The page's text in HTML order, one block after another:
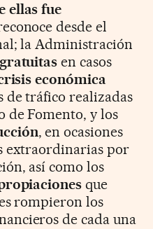
ellas fue
desde el
la Administración
en casos
económica
de tráfico realizadas
Fomento, y los
, en ocasiones
extraordinarias por
así como los
que
rompieron los
de cada una